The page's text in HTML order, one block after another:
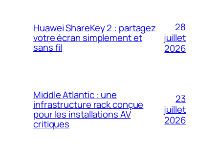
Huawei ShareKey 2 : partagez
votre écran simplement et
sans fil
28
juillet
2026
Middle Atlantic : une
infrastructure rack conçue
pour les installations AV
critiques
23
juillet
2026